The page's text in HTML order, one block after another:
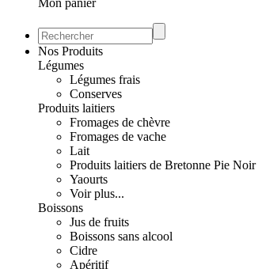
Mon panier
Nos Produits
Légumes
Légumes frais
Conserves
Produits laitiers
Fromages de chèvre
Fromages de vache
Lait
Produits laitiers de Bretonne Pie Noir
Yaourts
Voir plus...
Boissons
Jus de fruits
Boissons sans alcool
Cidre
Apéritif